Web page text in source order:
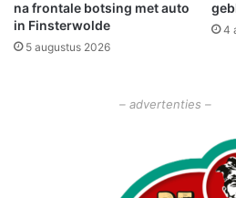
na frontale botsing met auto
in Finsterwolde
5 augustus 2026
4
– advertenties –